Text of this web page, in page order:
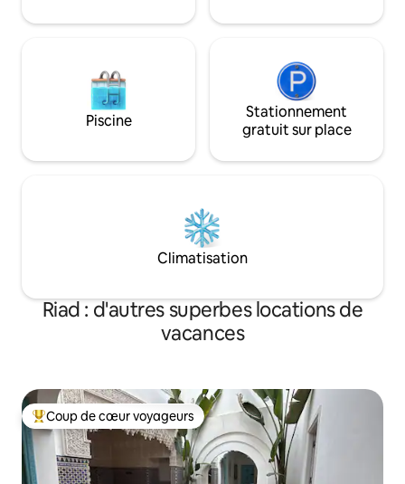
Piscine
Stationnement
gratuit sur place
Climatisation
Riad : d'autres superbes locations de
vacances
Coups de cœur voyageurs les plus appréciés
Coup de cœur voyageurs